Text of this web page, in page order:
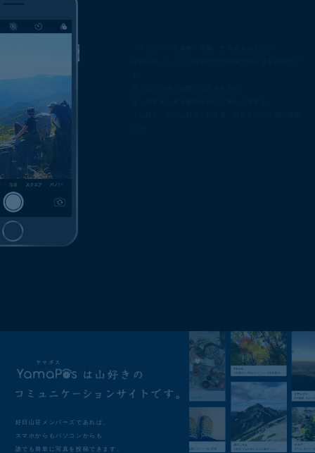
好日山荘メンバーズであれば、
スマホからもパソコンからも
誰でも簡単に写真を投稿できます。